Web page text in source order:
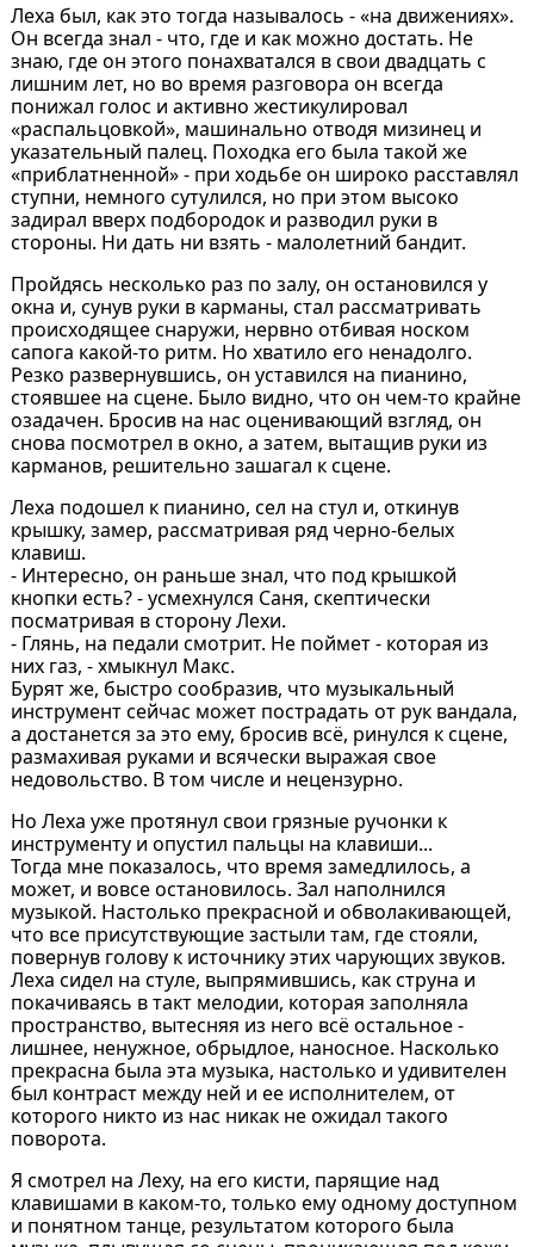
Леха был, как это тогда называлось - «на движениях».
Он всегда знал - что, где и как можно достать. Не
знаю, где он этого понахватался в свои двадцать с
лишним лет, но во время разговора он всегда
понижал голос и активно жестикулировал
«распальцовкой», машинально отводя мизинец и
указательный палец. Походка его была такой же
«приблатненной» - при ходьбе он широко расставлял
ступни, немного сутулился, но при этом высоко
задирал вверх подбородок и разводил руки в
стороны. Ни дать ни взять - малолетний бандит.
Пройдясь несколько раз по залу, он остановился у
окна и, сунув руки в карманы, стал рассматривать
происходящее снаружи, нервно отбивая носком
сапога какой-то ритм. Но хватило его ненадолго.
Резко развернувшись, он уставился на пианино,
стоявшее на сцене. Было видно, что он чем-то крайне
озадачен. Бросив на нас оценивающий взгляд, он
снова посмотрел в окно, а затем, вытащив руки из
карманов, решительно зашагал к сцене.
Леха подошел к пианино, сел на стул и, откинув
крышку, замер, рассматривая ряд черно-белых
клавиш.
- Интересно, он раньше знал, что под крышкой
кнопки есть? - усмехнулся Саня, скептически
посматривая в сторону Лехи.
- Глянь, на педали смотрит. Не поймет - которая из
них газ, - хмыкнул Макс.
Бурят же, быстро сообразив, что музыкальный
инструмент сейчас может пострадать от рук вандала,
а достанется за это ему, бросив всё, ринулся к сцене,
размахивая руками и всячески выражая свое
недовольство. В том числе и нецензурно.
Но Леха уже протянул свои грязные ручонки к
инструменту и опустил пальцы на клавиши...
Тогда мне показалось, что время замедлилось, а
может, и вовсе остановилось. Зал наполнился
музыкой. Настолько прекрасной и обволакивающей,
что все присутствующие застыли там, где стояли,
повернув голову к источнику этих чарующих звуков.
Леха сидел на стуле, выпрямившись, как струна и
покачиваясь в такт мелодии, которая заполняла
пространство, вытесняя из него всё остальное -
лишнее, ненужное, обрыдлое, наносное. Насколько
прекрасна была эта музыка, настолько и удивителен
был контраст между ней и ее исполнителем, от
которого никто из нас никак не ожидал такого
поворота.
Я смотрел на Леху, на его кисти, парящие над
клавишами в каком-то, только ему одному доступном
и понятном танце, результатом которого была